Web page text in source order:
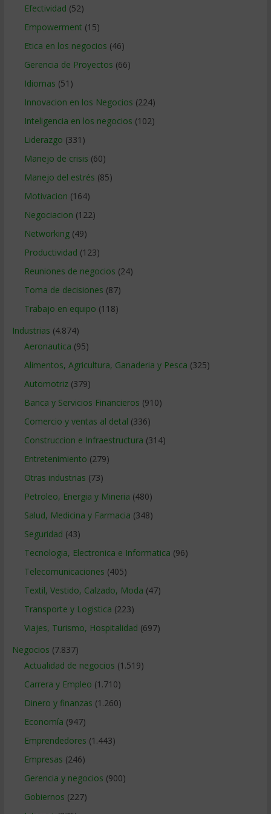
Efectividad (52)
Empowerment (15)
Etica en los negocios (46)
Gerencia de Proyectos (66)
Idiomas (51)
Innovacion en los Negocios (224)
Inteligencia en los negocios (102)
Liderazgo (331)
Manejo de crisis (60)
Manejo del estrés (85)
Motivacion (164)
Negociacion (122)
Networking(49)
Productividad (123)
Reuniones de negocios (24)
Toma de decisiones (87)
Trabajo en equipo (118)
Industrias (4.874)
Aeronautica (95)
Alimentos, Agricultura, Ganaderia y Pesca (325)
Automotriz(379)
Banca y Servicios Financieros (910)
Comercio y ventas al detal (336)
Construccion e Infraestructura (314)
Entretenimiento (279)
Otras industrias (73)
Petroleo, Energia y Mineria (480)
Salud, Medicina y Farmacia (348)
Seguridad (43)
Tecnologia, Electronica e Informatica (96)
Telecomunicaciones (405)
Textil, Vestido, Calzado, Moda (47)
Transporte y Logistica (223)
Viajes, Turismo, Hospitalidad (697)
Negocios (7.837)
Actualidad de negocios (1.519)
Carrera y Empleo (1.710)
Dinero y finanzas (1.260)
Economía (947)
Emprendedores (1.443)
Empresas (246)
Gerencia y negocios (900)
Gobiernos (227)